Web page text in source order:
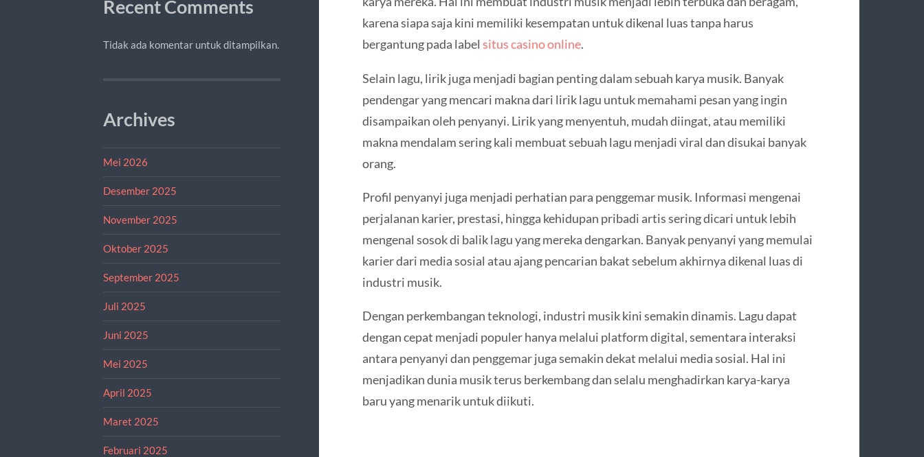
Recent Comments
Tidak ada komentar untuk ditampilkan.
Archives
Mei 2026
Desember 2025
November 2025
Oktober 2025
September 2025
Juli 2025
Juni 2025
Mei 2025
April 2025
Maret 2025
Februari 2025
karena siapa saja kini memiliki kesempatan untuk dikenal luas tanpa harus
bergantung pada label situs casino online.
Selain lagu, lirik juga menjadi bagian penting dalam sebuah karya musik. Banyak
pendengar yang mencari makna dari lirik lagu untuk memahami pesan yang ingin
disampaikan oleh penyanyi. Lirik yang menyentuh, mudah diingat, atau memiliki
makna mendalam sering kali membuat sebuah lagu menjadi viral dan disukai banyak
orang.
Profil penyanyi juga menjadi perhatian para penggemar musik. Informasi mengenai
perjalanan karier, prestasi, hingga kehidupan pribadi artis sering dicari untuk lebih
mengenal sosok di balik lagu yang mereka dengarkan. Banyak penyanyi yang memulai
karier dari media sosial atau ajang pencarian bakat sebelum akhirnya dikenal luas di
industri musik.
Dengan perkembangan teknologi, industri musik kini semakin dinamis. Lagu dapat
dengan cepat menjadi populer hanya melalui platform digital, sementara interaksi
antara penyanyi dan penggemar juga semakin dekat melalui media sosial. Hal ini
menjadikan dunia musik terus berkembang dan selalu menghadirkan karya-karya
baru yang menarik untuk diikuti.